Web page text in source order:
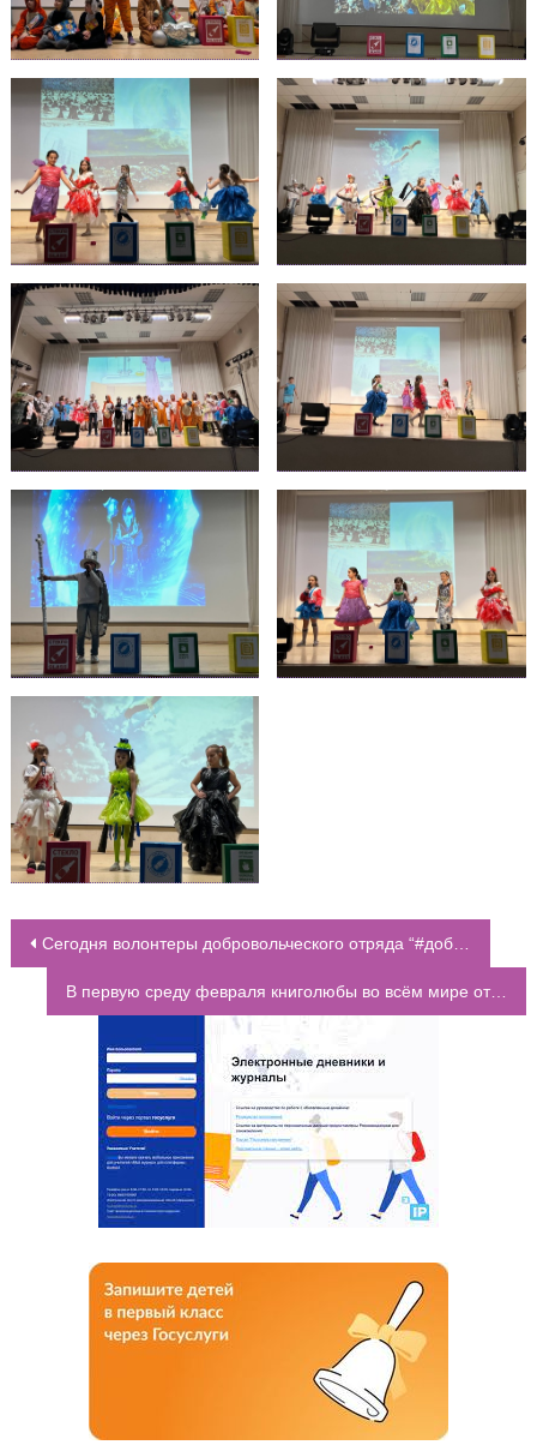
НАВИГАЦИЯ ПО ЗАПИСЯМ
Сегодня волонтеры добровольческого отряда “#добро75” стали участниками Городского слёта волонтеров «Я – волонтёр»
В первую среду февраля книголюбы во всём мире отмечают один из самых книжных праздников – “Всемирный день чтения вслух”